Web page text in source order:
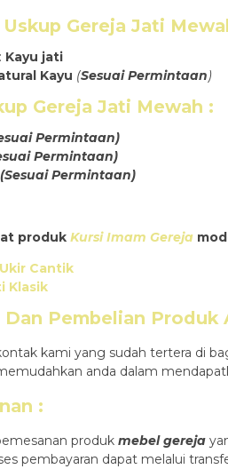
Gereja Jati
Kayu jati
Kayu (Sesuai Permintaan)
Gereja Jati Mewah :
Permintaan)
Permintaan)
(Sesuai Permintaan)
produk Kursi Imam Gereja
Cantik
Klasik
Dan Pembelian Produk
kami yang sudah tertera di
anda dalam
:
produk mebel gereja
pembayaran dapat melalui